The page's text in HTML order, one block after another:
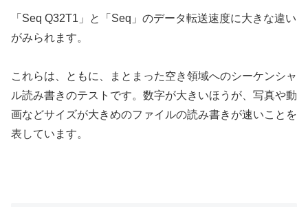
「Seq Q32T1」と「Seq」のデータ転送速度に大きな違い
がみられます。
これらは、ともに、まとまった空き領域へのシーケンシャ
ル読み書きのテストです。数字が大きいほうが、写真や動
画などサイズが大きめのファイルの読み書きが速いことを
表しています。